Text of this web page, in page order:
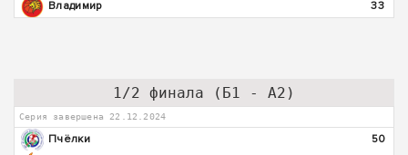
Владимир
33
1/2 финала (Б1 - А2)
Серия завершена 22.12.2024
Пчёлки
50